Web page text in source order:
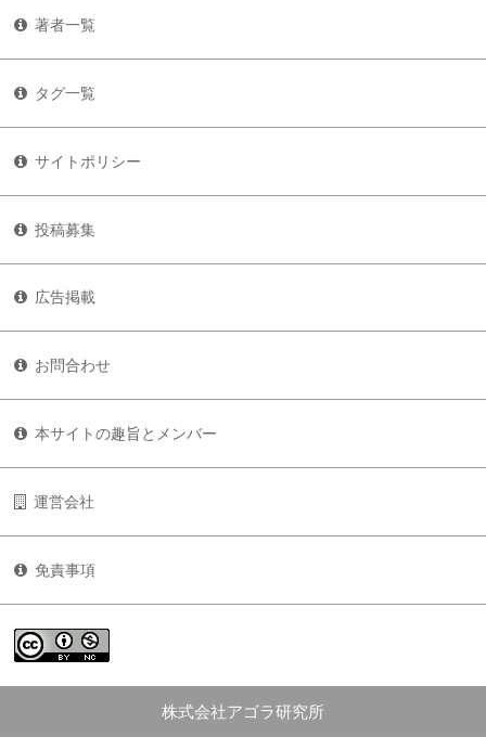
著者一覧
タグ一覧
サイトポリシー
投稿募集
広告掲載
お問合わせ
本サイトの趣旨とメンバー
運営会社
免責事項
株式会社アゴラ研究所